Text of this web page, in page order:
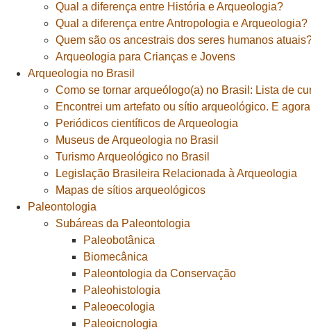
Qual a diferença entre História e Arqueologia?
Qual a diferença entre Antropologia e Arqueologia?
Quem são os ancestrais dos seres humanos
Arqueologia para Crianças e Jovens
Arqueologia no Brasil
Como se tornar arqueólogo(a) no Brasil: Lista de
Encontrei um artefato ou sítio arqueológico. E
Periódicos científicos de Arqueologia
Museus de Arqueologia no Brasil
Turismo Arqueológico no Brasil
Legislação Brasileira Relacionada à Arqueologia
Mapas de sítios arqueológicos
Paleontologia
Subáreas da Paleontologia
Paleobotânica
Biomecânica
Paleontologia da Conservação
Paleohistologia
Paleoecologia
Paleoicnologia